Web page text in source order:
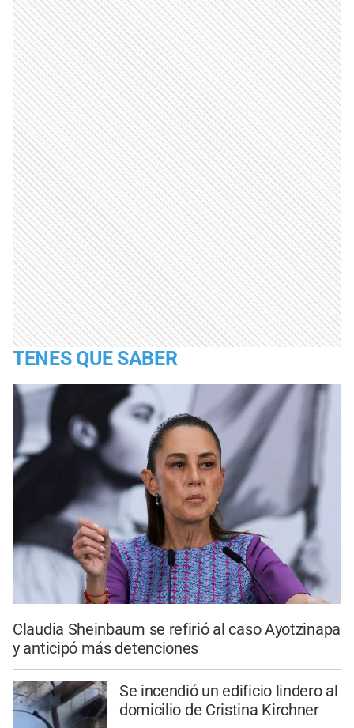
TENES QUE SABER
Claudia Sheinbaum se refirió al caso Ayotzinapa
y anticipó más detenciones
Se incendió un edificio lindero al
domicilio de Cristina Kirchner